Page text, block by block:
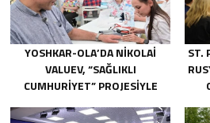
YOSHKAR-OLA’DA NIKOLAI
VALUEV, “SAĞLIKLI
CUMHURIYET” PROJESIYLE
ST.